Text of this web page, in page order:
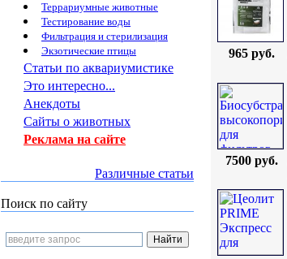
Террариумные животные
Тестирование воды
Фильтрация и стерилизация
Экзотические птицы
Статьи по аквариумистике
Это интересно...
Анекдоты
Сайты о животных
Реклама на сайте
Различные статьи
Поиск по сайту
965 руб.
7500 руб.